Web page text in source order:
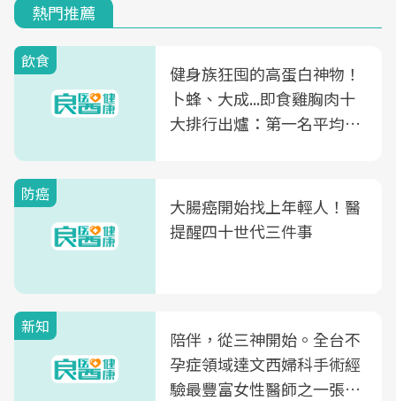
熱門推薦
飲食
健身族狂囤的高蛋白神物！
卜蜂、大成...即食雞胸肉十
大排行出爐：第一名平均一
防癌
大腸癌開始找上年輕人！醫
提醒四十世代三件事
新知
陪伴，從三神開始。全台不
孕症領域達文西婦科手術經
驗最豐富女性醫師之一張永